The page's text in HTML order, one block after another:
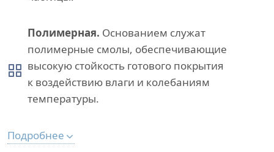
Полимерная. Основанием служат
полимерные смолы, обеспечивающие
высокую стойкость готового покрытия
к воздействию влаги и колебаниям
температуры.
Подробнее